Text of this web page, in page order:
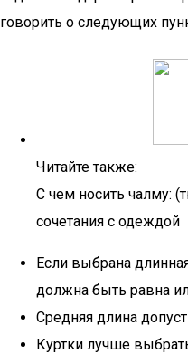
говорить о следующих
Читайте также:
С чем носить чалму:
сочетания с одеждой
Если выбрана
должна быть равна
Средняя длина
Куртки лучше